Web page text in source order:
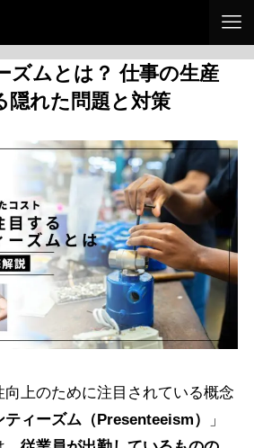
ズムとは？ 仕事の生産
隠れた問題と対策
上のために注目されている概念
ティーズム（Presenteeism）
」